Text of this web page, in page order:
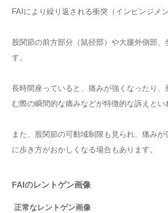
FAIにより繰り返される衝突（インピンジメ
股関節の前方部分（鼠径部）や大腿外側部、
す。
長時間座っていると、痛みが強くなったり、
む際の瞬間的な痛みなどが特徴的な訴えとい
また、股関節の可動域制限も見られ、痛み
に歩き方がおかしくなる場合もあります。
FAIのレントゲン画像
正常なレントゲン画像